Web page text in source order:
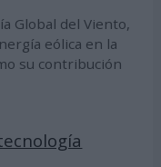
Global del Viento,
eólica en la
su contribución